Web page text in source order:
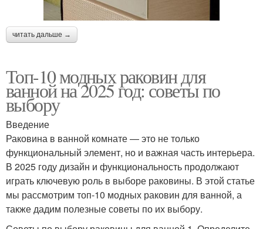
читать дальше →
Топ-10 модных раковин для
ванной на 2025 год: советы по
выбору
Введение
Раковина в ванной комнате — это не только
функциональный элемент, но и важная часть интерьера.
В 2025 году дизайн и функциональность продолжают
играть ключевую роль в выборе раковины. В этой статье
мы рассмотрим топ-10 модных раковин для ванной, а
также дадим полезные советы по их выбору.